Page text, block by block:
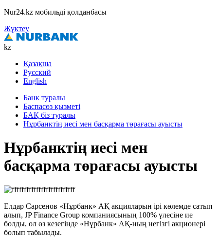
Nur24.kz мобильді қолданбасы
Жүктеу
kz
Қазақша
Русский
English
Банк туралы
Баспасөз қызметі
БАҚ біз туралы
Нұрбанктің иесі мен басқарма төрағасы ауысты
Нұрбанктің иесі мен
басқарма төрағасы ауысты
Елдар Сарсенов «Нұрбанк» АҚ акцияларын ірі көлемде сатып
алып, JP Finance Group компаниясының 100% үлесіне ие
болды, ол өз кезегінде «Нұрбанк» АҚ-ның негізгі акционері
болып табылады.